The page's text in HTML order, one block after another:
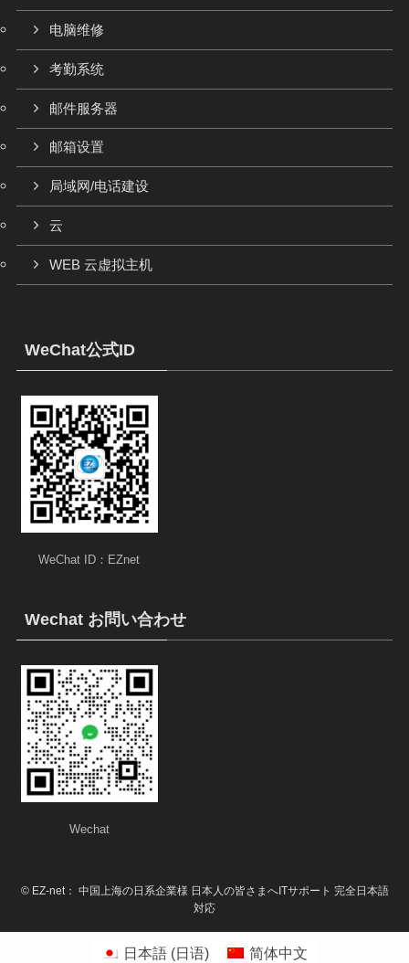
电脑维修
考勤系统
邮件服务器
邮箱设置
局域网/电话建设
云
WEB 云虚拟主机
WeChat公式ID
WeChat ID：EZnet
Wechat お問い合わせ
Wechat
©EZ-net： 中国上海の日系企業様 日本人の皆さまへITサポート 完全日本語
対応
日本語 (日语) 简体中文